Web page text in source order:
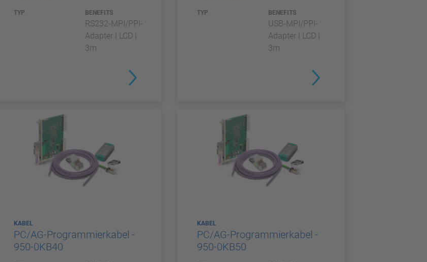
TYP BENEFITS
RS232-MPI/PPI-
Adapter | LCD |
3m
TYP BENEFITS
USB-MPI/PPI-
Adapter | LCD |
3m
KABEL
PC/AG-Programmierkabel -
950-0KB40
KABEL
PC/AG-Programmierkabel -
950-0KB50